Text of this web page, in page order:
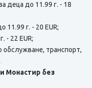
деца до 11.99 г. - 18
11.99 г. - 20 EUR;
- 22 EUR;
обслужване, транспорт,
Монастир без